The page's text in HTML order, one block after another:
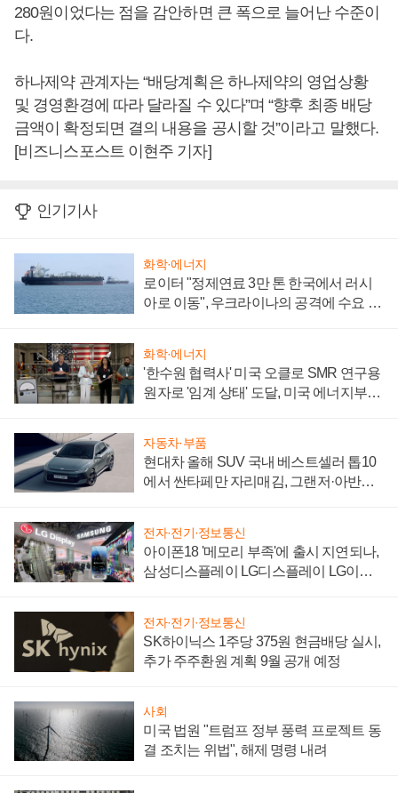
280원이었다는 점을 감안하면 큰 폭으로 늘어난 수준이
다.
하나제약 관계자는 “배당계획은 하나제약의 영업상황
및 경영환경에 따라 달라질 수 있다”며 “향후 최종 배당
금액이 확정되면 결의 내용을 공시할 것”이라고 말했다.
[비즈니스포스트 이현주 기자]
인기기사
화학·에너지
로이터 "정제연료 3만 톤 한국에서 러시
아로 이동", 우크라이나의 공격에 수요 늘
화학·에너지
'한수원 협력사' 미국 오클로 SMR 연구용
원자로 '임계 상태' 도달, 미국 에너지부
자동차·부품
현대차 올해 SUV 국내 베스트셀러 톱10
에서 싼타페만 자리매김, 그랜저·아반떼
전자·전기·정보통신
아이폰18 '메모리 부족'에 출시 지연되나,
삼성디스플레이 LG디스플레이 LG이노
전자·전기·정보통신
SK하이닉스 1주당 375원 현금배당 실시,
추가 주주환원 계획 9월 공개 예정
사회
미국 법원 "트럼프 정부 풍력 프로젝트 동
결 조치는 위법", 해제 명령 내려